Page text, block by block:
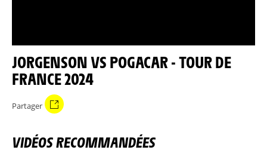
JORGENSON VS POGACAR - TOUR DE
FRANCE 2024
Partager
VIDÉOS RECOMMANDÉES